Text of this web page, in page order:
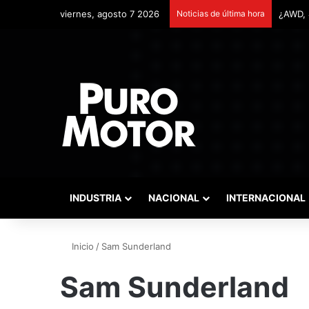
viernes, agosto 7 2026 Noticias de última hora
INDUSTRIA NACIONAL INTERNACIONAL
Inicio / Sam Sunderland
Sam Sunderland